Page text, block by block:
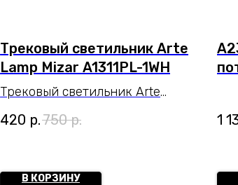
Трековый светильник Arte
Lamp Mizar A1311PL-1WH
Трековый светильник Arte
Lamp A1311PL-1WH серии
MIZAR. Подчеркнет стиль
cm. Параметры
420 р.750 р.
В КОРЗИНУ
1